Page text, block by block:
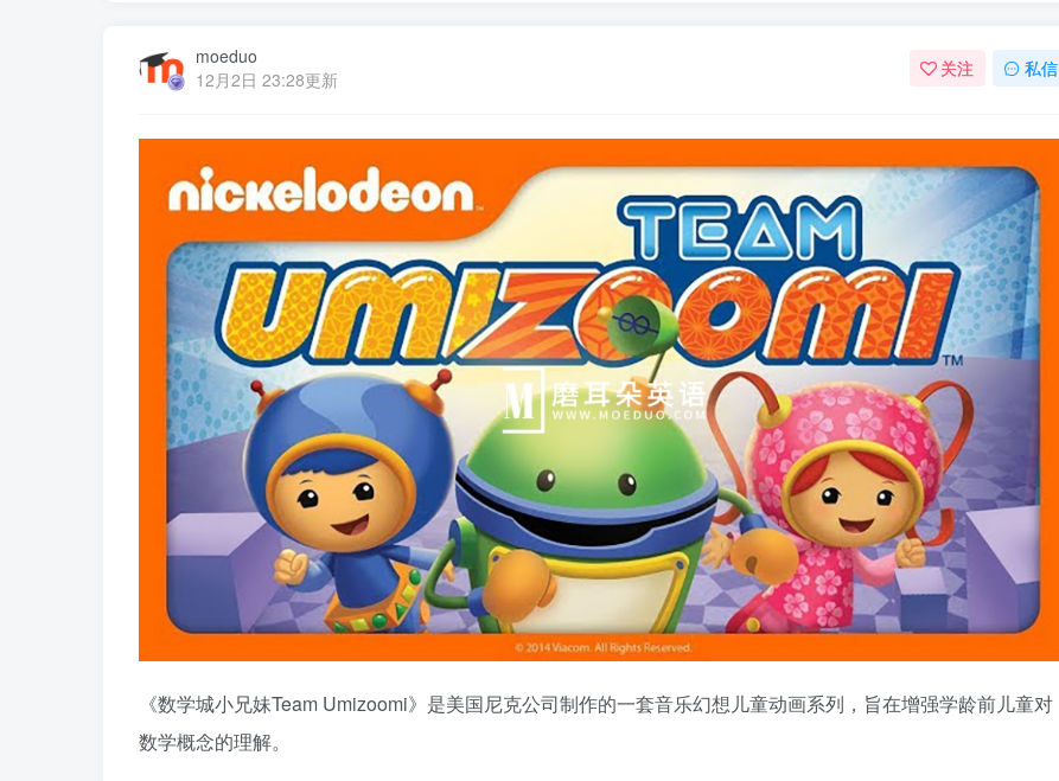
moeduo
12月2日 23:28更新
关注 私信
《数学城小兄妹Team Umizoomi》是美国尼克公司制作的一套音乐幻想儿童动画系列，旨在增强学龄前儿童对
数学概念的理解。